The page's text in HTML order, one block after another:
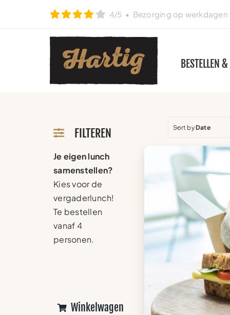
4/5 • Bezorging op
BESTELLEN
FILTEREN
Je eigen lunch
samenstellen?
Kies voor de
vergaderlunch!
Te bestellen
vanaf 4
personen.
Winkelwagen
Sort byDate